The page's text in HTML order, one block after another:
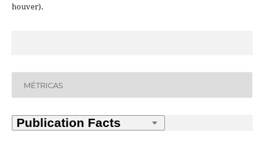
houver).
MÉTRICAS